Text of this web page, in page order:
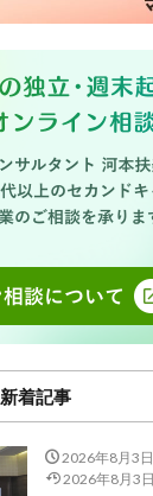
新着記事
2026年8月3日
2026年8月3日